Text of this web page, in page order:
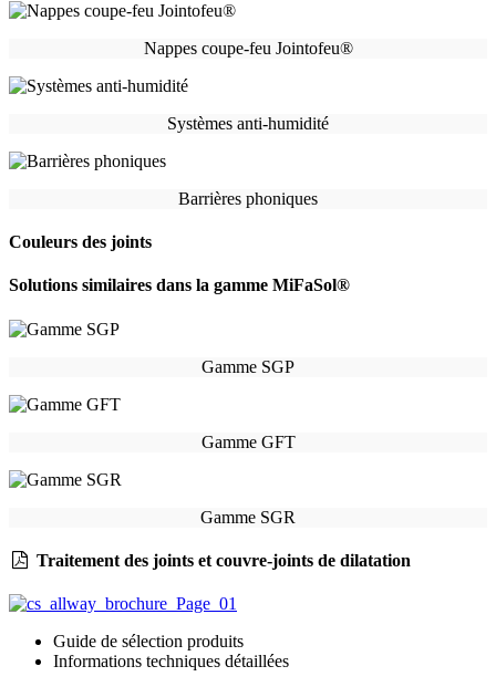
Nappes coupe-feu Jointofeu®
Systèmes anti-humidité
Barrières phoniques
Couleurs des joints
Solutions similaires dans la gamme MiFaSol®
Gamme SGP
Gamme GFT
Gamme SGR
Traitement des joints et couvre-joints de dilatation
Guide de sélection produits
Informations techniques détaillées